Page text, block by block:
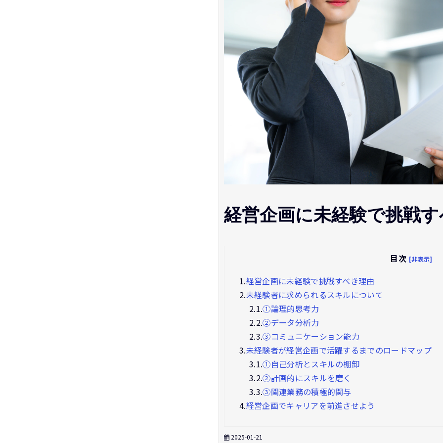
経営企画に未経験で挑戦
目次 [非表示]
1.経営企画に未経験で挑戦すべき理由
2.未経験者に求められるスキルについて
2.1.①論理的思考力
2.2.②データ分析力
2.3.③コミュニケーション能力
3.未経験者が経営企画で活躍するまでのロードマップ
3.1.①自己分析とスキルの棚卸
3.2.②計画的にスキルを磨く
3.3.③関連業務の積極的関与
4.経営企画でキャリアを前進させよう
2025-01-21